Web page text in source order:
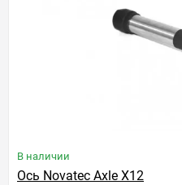
В наличии
Ось Novatec Axle X12